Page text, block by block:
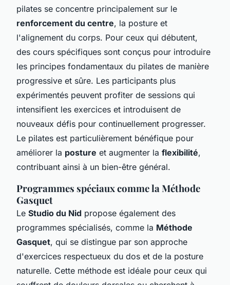
pilates se concentre principalement sur le
renforcement du centre, la posture et
l'alignement du corps. Pour ceux qui débutent,
des cours spécifiques sont conçus pour introduire
les principes fondamentaux du pilates de manière
progressive et sûre. Les participants plus
expérimentés peuvent profiter de sessions qui
intensifient les exercices et introduisent de
nouveaux défis pour continuellement progresser.
Le pilates est particulièrement bénéfique pour
améliorer la posture et augmenter la flexibilité,
contribuant ainsi à un bien-être général.
Programmes spéciaux comme la Méthode
Gasquet
Le Studio du Nid propose également des
programmes spécialisés, comme la Méthode
Gasquet, qui se distingue par son approche
d'exercices respectueux du dos et de la posture
naturelle. Cette méthode est idéale pour ceux qui